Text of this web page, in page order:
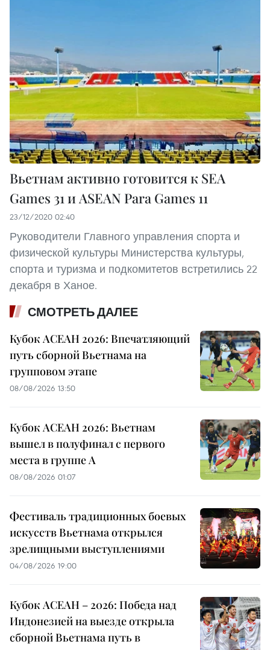
Вьетнам активно готовится к SEA
Games 31 и ASEAN Para Games 11
23/12/2020 02:40
Руководители Главного управления спорта и
физической культуры Министерства культуры,
спорта и туризма и подкомитетов встретились 22
декабря в Ханое.
СМОТРЕТЬ ДАЛЕЕ
Кубок АСЕАН 2026: Впечатляющий
путь сборной Вьетнама на
групповом этапе
08/08/2026 13:50
Кубок АСЕАН 2026: Вьетнам
вышел в полуфинал с первого
места в группе A
08/08/2026 01:07
Фестиваль традиционных боевых
искусств Вьетнама открылся
зрелищными выступлениями
04/08/2026 19:00
Кубок АСЕАН – 2026: Победа над
Индонезией на выезде открыла
сборной Вьетнама путь в